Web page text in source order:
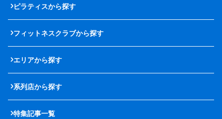
ピラティスから探す
フィットネスクラブから探す
エリアから探す
系列店から探す
特集記事一覧